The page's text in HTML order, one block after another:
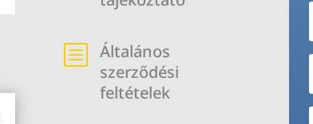
b
Általános
szerződési
feltételek